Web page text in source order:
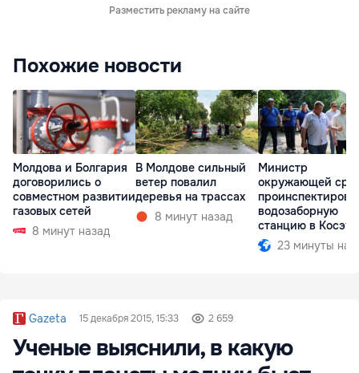
Разместить рекламу на сайте
Похожие новости
Молдова и Болгария
договорились о
совместном развитии
газовых сетей
8 минут назад
В Молдове сильный
ветер повалил
деревья на трассах
8 минут назад
Министр
окружающей
водозаборную
станцию в
23 минуты
Gazeta 15 декабря 2015, 15:33 2 659
Ученые выяснили, в какую